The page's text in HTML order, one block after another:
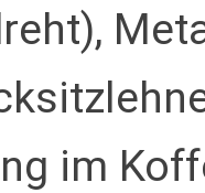
im